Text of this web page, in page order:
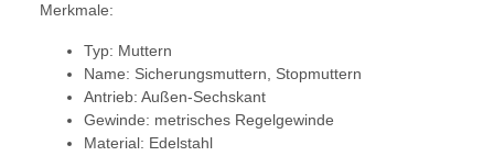
Merkmale:
Typ: Muttern
Name: Sicherungsmuttern, Stopmuttern
Antrieb: Außen-Sechskant
Gewinde: metrisches Regelgewinde
Material: Edelstahl